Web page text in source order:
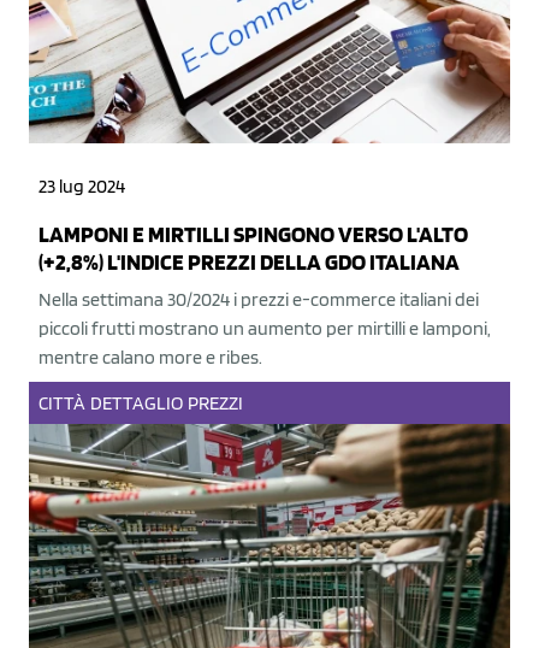
23 lug 2024
LAMPONI E MIRTILLI SPINGONO VERSO L'ALTO
(+2,8%) L'INDICE PREZZI DELLA GDO ITALIANA
Nella settimana 30/2024 i prezzi e-commerce italiani dei
piccoli frutti mostrano un aumento per mirtilli e lamponi,
mentre calano more e ribes.
CITTÀ DETTAGLIO PREZZI